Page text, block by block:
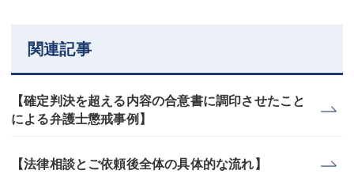
関連記事
【確定判決を超える内容の合意書に調印させたこと
による弁護士懲戒事例】
【法律相談とご依頼後全体の具体的な流れ】